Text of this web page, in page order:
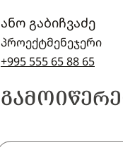
ანო გაბიჩვაძე
პროექტმენეჯერი
+995 555 65 88 65